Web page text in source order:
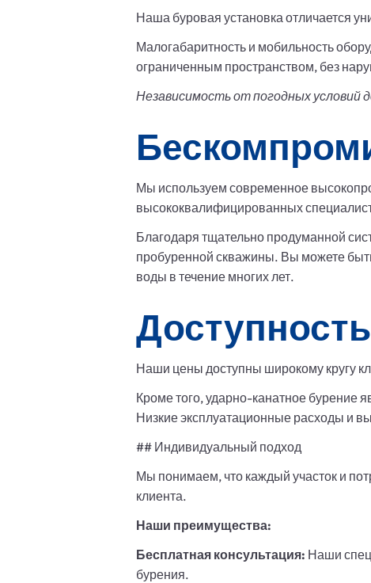
Наша буровая установка отличается
Малогабаритность и мобильность
ограниченным пространством, без
Независимость от погодных условий
Мы используем современное
высококвалифицированных
Благодаря тщательно продуманной
пробуренной скважины. Вы можете
воды в течение многих лет.
Наши цены доступны широкому кругу
Кроме того, ударно-канатное бурение
Низкие эксплуатационные расходы и
## Индивидуальный подход
Мы понимаем, что каждый участок и
клиента.
Наши преимущества:
Бесплатная консультация: Наши
бурения.